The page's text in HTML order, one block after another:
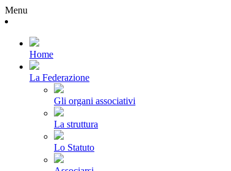
Menu
Home
La Federazione
Gli organi associativi
La struttura
Lo Statuto